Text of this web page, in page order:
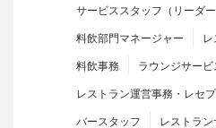
サービススタッフ（リーダ
料飲部門マネージャー
料飲事務
ラウンジサービ
レストラン運営事務・レセ
バースタッフ
レストラン